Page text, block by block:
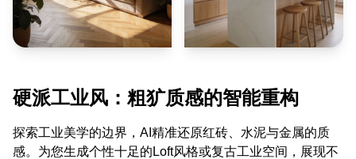
硬派工业风：粗犷质感的智能重构
探索工业美学的边界，AI精准还原红砖、水泥与金属的质
感。为您生成个性十足的Loft风格或复古工业空间，展现不